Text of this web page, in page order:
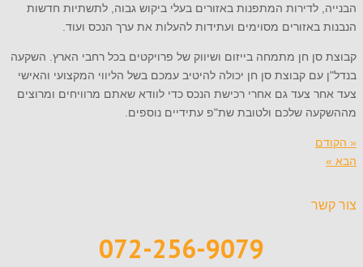
הבנייה, לדירות המתפנות באזורים בעלי ביקוש גבוה, לתשתיות חדשות
הנבנות באזורים מסוימים ועתידות להעלות את ערך הנכס ועוד.
קבוצת סן חן מתמחה בייזום ושיווק של פרויקטים בכל רחבי הארץ. השקעה
בנדל"ן עם קבוצת סן חן יכולה להיטיב עמכם בשל הליווי המקצועי והאישי
צעד אחר צעד גם אחרי רכישת הנכס כדי לוודא שאתם מרוויחים ומרוצים
מההשקעה שלכם ולטובת שת"פ עתידיים נוספים.
« הקודם
הבא »
צור קשר
072-256-9079